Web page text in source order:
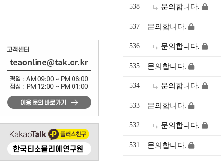
538 문의합니다.
537 문의합니다.
536 문의합니다.
535 문의합니다.
534 문의합니다.
533 문의합니다.
532 문의합니다.
531 문의합니다.